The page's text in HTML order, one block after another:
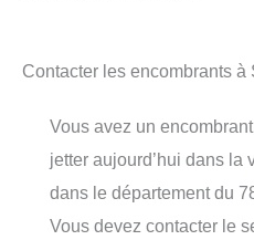
Contacter les encombrants à
Vous avez un
jetter aujourd’hui dans
dans le département du
Vous devez contacter le